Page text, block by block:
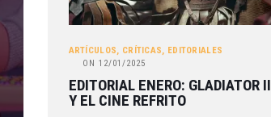
ARTÍCULOS CRÍTICAS
EDITORIALES
ON 12/01/2025
EDITORIAL ENERO: GLADIATOR II
Y EL CINE REFRITO